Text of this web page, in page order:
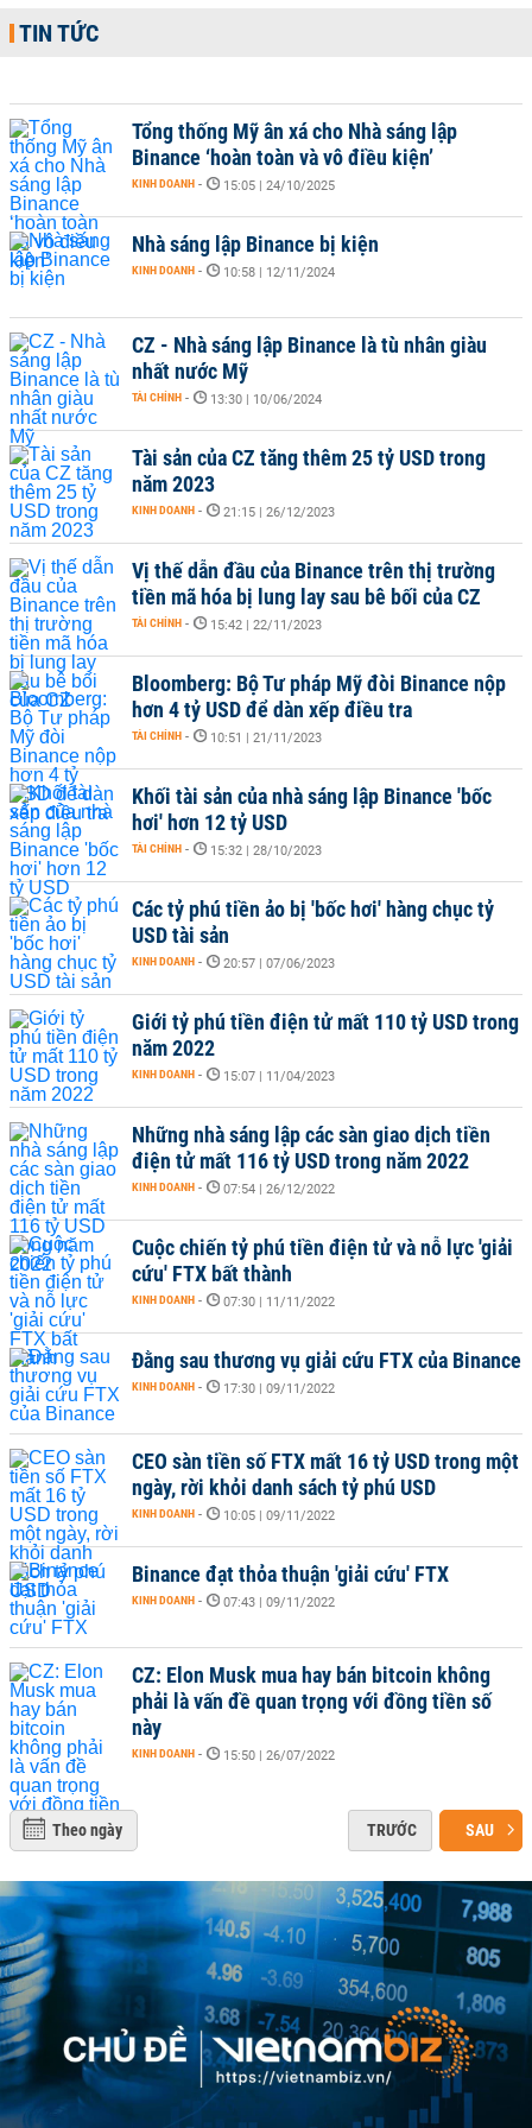
TIN TỨC
Tổng thống Mỹ ân xá cho Nhà sáng lập
Binance ‘hoàn toàn và vô điều kiện’
KINH DOANH - 15:05 | 24/10/2025
Nhà sáng lập Binance bị kiện
KINH DOANH - 10:58 | 12/11/2024
CZ - Nhà sáng lập Binance là tù nhân giàu
nhất nước Mỹ
TÀI CHÍNH - 13:30 | 10/06/2024
Tài sản của CZ tăng thêm 25 tỷ USD trong
năm 2023
KINH DOANH - 21:15 | 26/12/2023
Vị thế dẫn đầu của Binance trên thị trường
tiền mã hóa bị lung lay sau bê bối của CZ
TÀI CHÍNH - 15:42 | 22/11/2023
Bloomberg: Bộ Tư pháp Mỹ đòi Binance nộp
hơn 4 tỷ USD để dàn xếp điều tra
TÀI CHÍNH - 10:51 | 21/11/2023
Khối tài sản của nhà sáng lập Binance 'bốc
hơi' hơn 12 tỷ USD
TÀI CHÍNH - 15:32 | 28/10/2023
Các tỷ phú tiền ảo bị 'bốc hơi' hàng chục tỷ
USD tài sản
KINH DOANH - 20:57 | 07/06/2023
Giới tỷ phú tiền điện tử mất 110 tỷ USD trong
năm 2022
KINH DOANH - 15:07 | 11/04/2023
Những nhà sáng lập các sàn giao dịch tiền
điện tử mất 116 tỷ USD trong năm 2022
KINH DOANH - 07:54 | 26/12/2022
Cuộc chiến tỷ phú tiền điện tử và nỗ lực 'giải
cứu' FTX bất thành
KINH DOANH - 07:30 | 11/11/2022
Đằng sau thương vụ giải cứu FTX của Binance
KINH DOANH - 17:30 | 09/11/2022
CEO sàn tiền số FTX mất 16 tỷ USD trong một
ngày, rời khỏi danh sách tỷ phú USD
KINH DOANH - 10:05 | 09/11/2022
Binance đạt thỏa thuận 'giải cứu' FTX
KINH DOANH - 07:43 | 09/11/2022
CZ: Elon Musk mua hay bán bitcoin không
phải là vấn đề quan trọng với đồng tiền số
này
KINH DOANH - 15:50 | 26/07/2022
Theo ngày TRƯỚC SAU